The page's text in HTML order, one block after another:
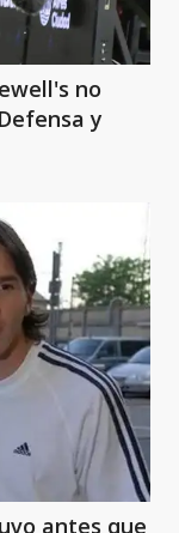
no
y
antes que